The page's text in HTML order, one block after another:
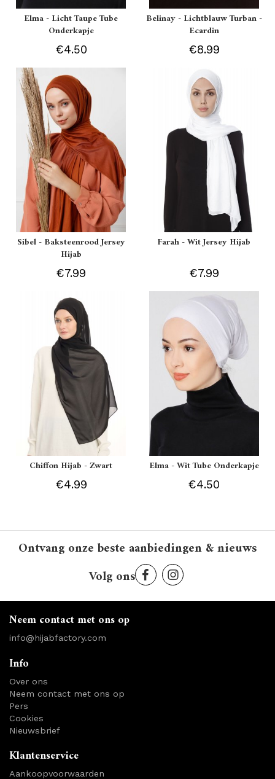
Elma - Licht Taupe Tube
Onderkapje
€4.50
Belinay - Lichtblauw Turban -
Ecardin
€8.99
Sibel - Baksteenrood Jersey
Hijab
€7.99
Farah - Wit Jersey Hijab
€7.99
Chiffon Hijab - Zwart
€4.99
Elma - Wit Tube Onderkapje
€4.50
Ontvang onze beste aanbiedingen & nieuws
Volg ons
Neem contact met ons op
info@hijabfactory.com
Info
Over ons
Neem contact met ons op
Pers
Cookies
Nieuwsbrief
Klantenservice
Aankoopvoorwaarden